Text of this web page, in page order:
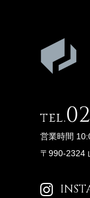
tel.
営業時間
〒990-2324